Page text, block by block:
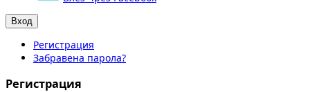
Регистрация
Забравена парола?
Регистрация